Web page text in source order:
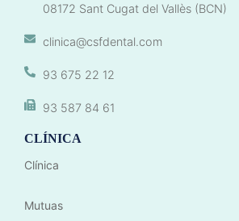
08172 Sant Cugat del Vallès (BCN)
clinica@csfdental.com
93 675 22 12
93 587 84 61
CLÍNICA
Clínica
Mutuas